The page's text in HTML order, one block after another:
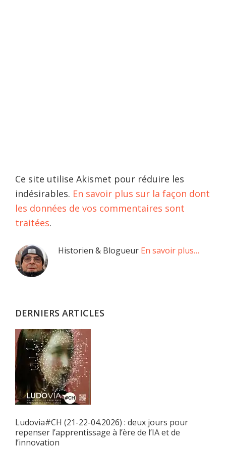
Ce site utilise Akismet pour réduire les
indésirables. En savoir plus sur la façon dont
les données de vos commentaires sont
traitées.
Barre
latérale
Historien & Blogueur En savoir plus…
DERNIERS ARTICLES
Ludovia#CH (21-22-04.2026) : deux jours pour
repenser l’apprentissage à l’ère de l’IA et de
l’innovation